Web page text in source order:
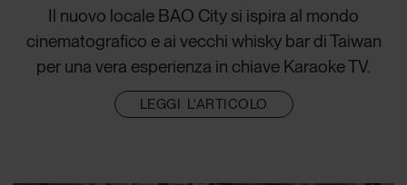
Il nuovo locale BAO City si ispira al mondo
cinematografico e ai vecchi whisky bar di Taiwan
per una vera esperienza in chiave Karaoke TV.
LEGGI L'ARTICOLO